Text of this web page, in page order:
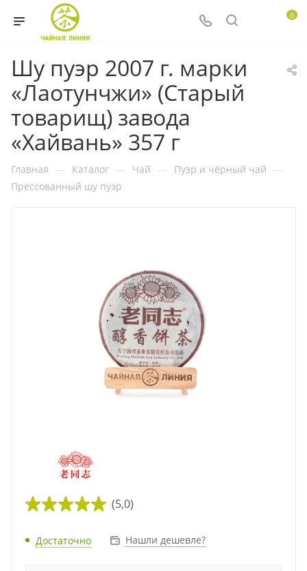
0
Шу пуэр 2007 г. марки
«Лаотунчжи» (Старый
товарищ) завода
«Хайвань» 357 г
Главная — Каталог — Чай — Пуэр и чёрный чай —
Прессованный шу пуэр
(5,0)
Достаточно Нашли дешевле?